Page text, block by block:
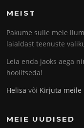
MEIST
Pakume sulle meie
laialdast teenuste
Leia enda jaoks aega
hoolitseda!
Helisa või Kirjuta meile
MEIE UUDISED